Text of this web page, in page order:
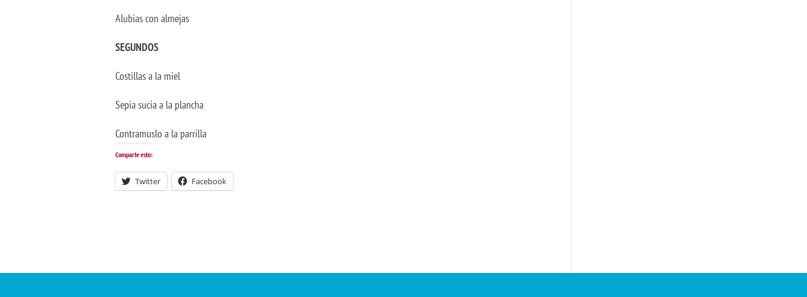
Alubias con almejas
SEGUNDOS
Costillas a la miel
Sepia sucia a la plancha
Contramuslo a la parrilla
Comparte esto:
Twitter Facebook